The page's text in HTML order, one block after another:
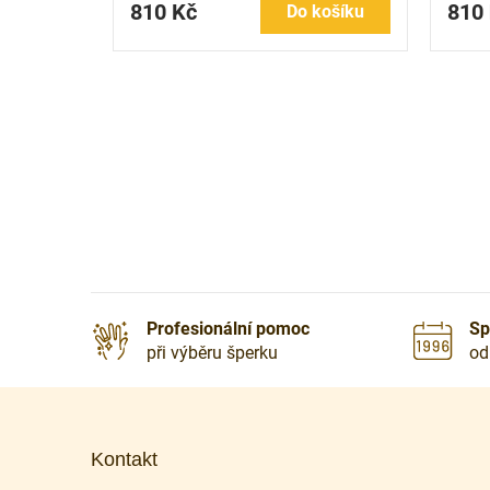
810 Kč Do košíku 810
Profesionální pomoc
při výběru šperku
Kontakt